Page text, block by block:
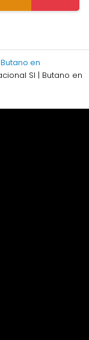
Butano en
Sl | Butano en